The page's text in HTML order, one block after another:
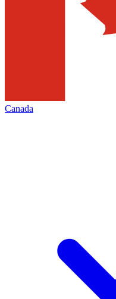
Canada